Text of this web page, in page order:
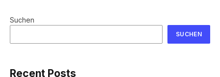
Suchen
SUCHEN
Recent Posts